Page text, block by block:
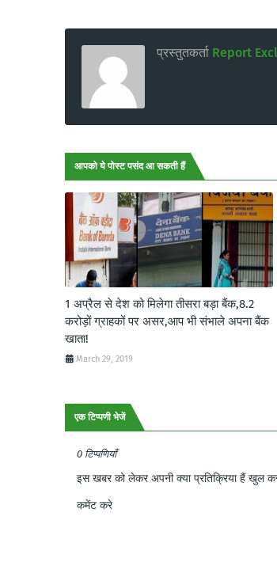
प्रस्तुतकर्ता Report
आपको ये पोस्ट पसंद आ सकती हैं
1 अप्रैल से देश को मिलेगा तीसरा बड़ा बैंक,8.2
करोड़ों ग्राहकों पर असर,आप भी संभाले अपना बैंक
खाता!
March 29, 2019
एक टिप्पणी भेजें
0 टिप्पणियाँ
इस खबर को लेकर अपनी क्या प्रतिक्रिया हैं खुल
कमेंट करे